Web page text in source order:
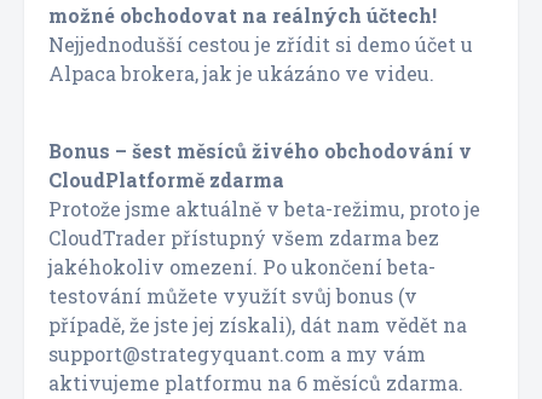
možné obchodovat na reálných účtech!
Nejjednodušší cestou je zřídit si demo účet u
Alpaca brokera, jak je ukázáno ve videu.
Bonus – šest měsíců živého obchodování v
CloudPlatformě zdarma
Protože jsme aktuálně v beta-režimu, proto je
CloudTrader přístupný všem zdarma bez
jakéhokoliv omezení. Po ukončení beta-
testování můžete využít svůj bonus (v
případě, že jste jej získali), dát nam vědět na
support@strategyquant.com a my vám
aktivujeme platformu na 6 měsíců zdarma.